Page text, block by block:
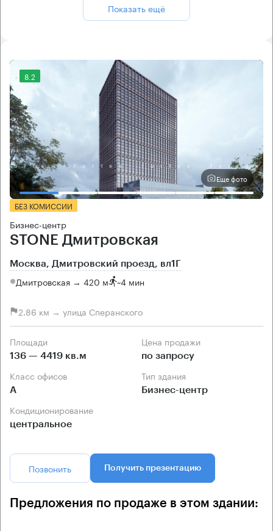
Показать ещё
8.2
Еще фото
БЕЗ КОМИССИИ
Бизнес-центр
STONE Дмитровская
Москва, Дмитровский проезд, вл1Г
Дмитровская → 420 м ~4 мин
2.86 км → улица Сперанского
Площади
136 — 4419 кв.м
Цена продажи
по запросу
Класс офисов
А
Тип здания
Бизнес-центр
Кондиционирование
центральное
Позвонить Получить презентацию
Предложения по продаже в этом здании: